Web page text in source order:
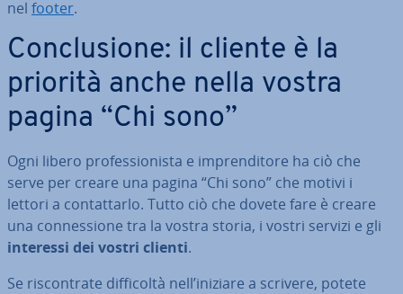
nel footer.
Con­clu­sio­ne: il cliente è la
priorità anche nella vostra
pagina “Chi sono”
Ogni libero pro­fes­sio­ni­sta e im­pren­di­to­re ha ciò che
serve per creare una pagina “Chi sono” che motivi i
lettori a con­tat­tar­lo. Tutto ciò che dovete fare è creare
una con­nes­sio­ne tra la vostra storia, i vostri servizi e gli
interessi dei vostri clienti.
Se ri­scon­tra­te dif­fi­col­tà nell’iniziare a scrivere, potete